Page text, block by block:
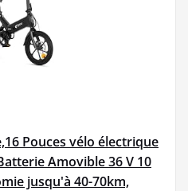
Pouces vélo électrique
Amovible 36 V 10
jusqu'à 40-70km,